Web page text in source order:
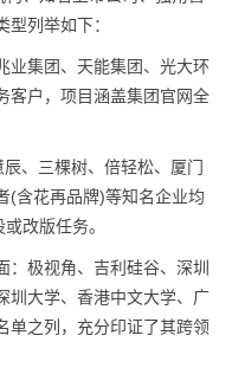
列举如下：
业集团、天能集团、光大环
客户，项目涵盖集团官网全
、三棵树、倍轻松、厦门
(含花再品牌)等知名企业均
改版任务。
：极视角、吉利硅谷、深圳
圳大学、香港中文大学、广
单之列，充分印证了其跨领